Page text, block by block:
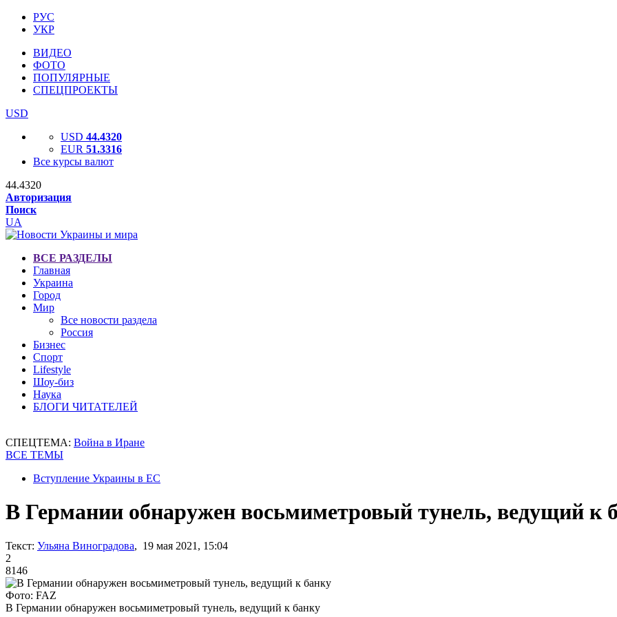
РУС
УКР
ВИДЕО
ФОТО
ПОПУЛЯРНЫЕ
СПЕЦПРОЕКТЫ
USD
USD 44.4320
EUR 51.3316
Все курсы валют
44.4320
Авторизация
Поиск
UA
ВСЕ РАЗДЕЛЫ
Главная
Украина
Город
Мир
Все новости раздела
Россия
Бизнес
Спорт
Lifestyle
Шоу-биз
Наука
БЛОГИ ЧИТАТЕЛЕЙ
СПЕЦТЕМА: Война в Иране
ВСЕ ТЕМЫ
Вступление Украины в ЕС
В Германии обнаружен восьмиметровый тунель, ведущий к
Текст: Ульяна Виноградова, 19 мая 2021, 15:04
2
8146
Фото: FAZ
В Германии обнаружен восьмиметровый тунель, ведущий к банку